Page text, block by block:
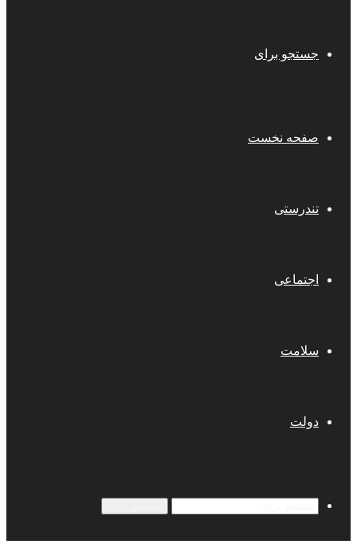
جستجو برای
صفحه نخست
تندرستی
اجتماعی
سلامت
دولت